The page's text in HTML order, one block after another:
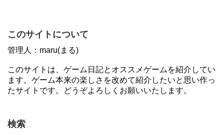
このサイトについて
管理人：maru(まる)
このサイトは、ゲーム日記とオススメゲームを紹介してい
ます。ゲーム本来の楽しさを改めて紹介したいと思い作っ
たサイトです。どうぞよろしくお願いいたします。
検索